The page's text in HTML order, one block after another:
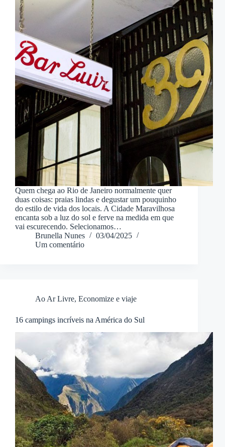
Quem chega ao Rio de Janeiro normalmente quer
duas coisas: praias lindas e degustar um pouquinho
do estilo de vida dos locais. A Cidade Maravilhosa
encanta sob a luz do sol e ferve na medida em que
vai escurecendo. Selecionamos…
Brunella Nunes
03/04/2025
Um comentário
Ao Ar Livre, Economize e viaje
16 campings incríveis na América do Sul